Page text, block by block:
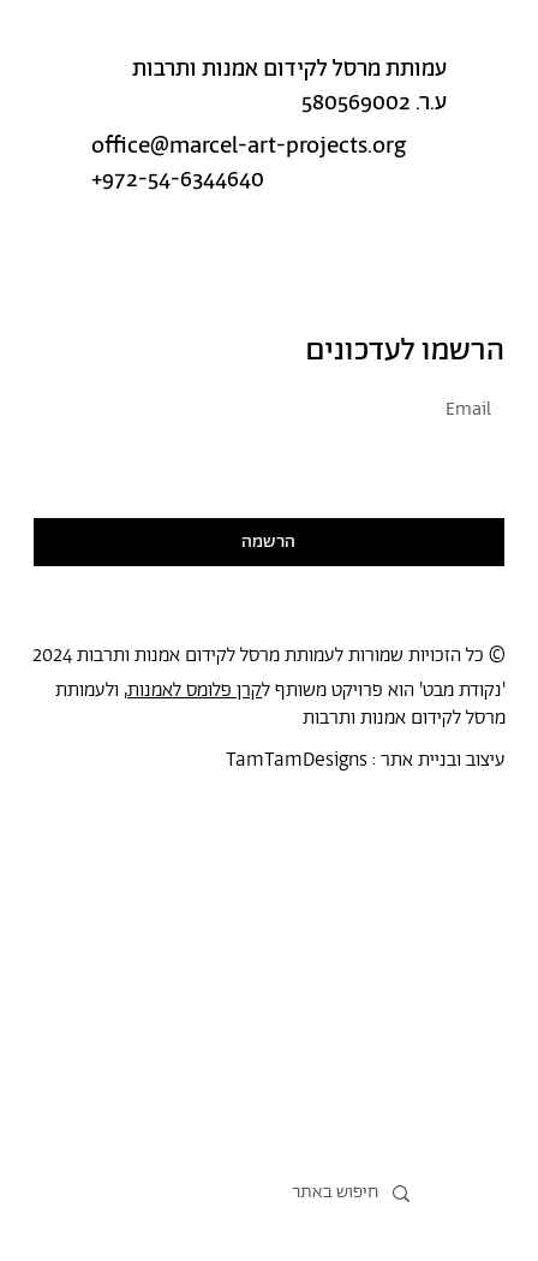
עמותת מרסל לקידום אמנות ותרבות
ע.ר. 580569002
office@marcel-art-projects.org
+972-54-6344640
הרשמו לעדכונים
הרשמה
© כל הזכויות שמורות לעמותת מרסל לקידום אמנות ותרבות 2024
'נקודת מבט' הוא פרויקט משותף לקרן פלומס לאמנות, ולעמותת
מרסל לקידום אמנות ותרבות
עיצוב ובניית אתר :TamTamDesigns